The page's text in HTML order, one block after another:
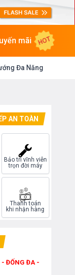
mãi HOT
Đa Năng
AN TOÀN
Bảo trì vĩnh viễn
trọn đời máy
Thanh toán
khi nhận hàng
- ĐỐNG ĐA -